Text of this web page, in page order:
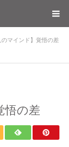
のマインド】覚悟の差
悟の差